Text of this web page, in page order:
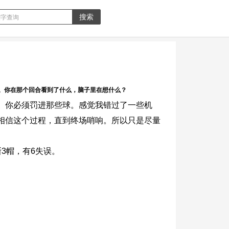
在那个回合看到了什么，脑子里在想什么？
你必须罚进那些球。感觉我错过了一些机
信这个过程，直到终场哨响。所以只是尽量
，有6失误。